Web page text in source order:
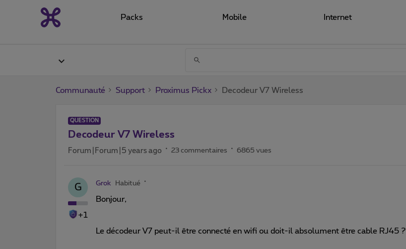
Packs Mobile Internet
Communauté Support Proximus Pickx Decodeur V7 Wireless
QUESTION
Decodeur V7 Wireless
Forum|Forum|5 years ago 23 commentaires 6865 vues
G
+1
Grok Habitué
Bonjour,
Le décodeur V7 peut-il être connecté en wifi ou doit-il absolument être cable RJ45 ?